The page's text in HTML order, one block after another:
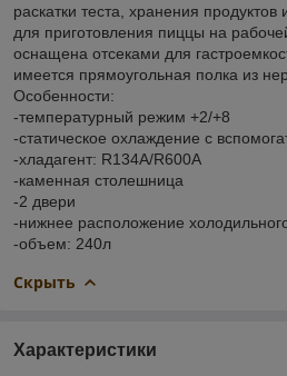
раскатки теста, хранения
для приготовления пиццы на
оснащена отсеками для
имеется прямоугольная полка из
Особенности:
-температурный режим +2/+8
-cтатическое охлаждение с
-хладагент: R134A/R600A
-каменная столешница
-2 двери
-нижнее расположение
-объем: 240л
Скрыть
Характеристики